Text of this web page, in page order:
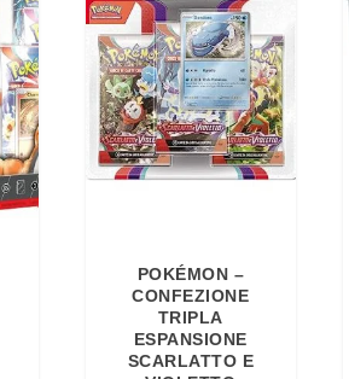
POKÉMON –
CONFEZIONE
TRIPLA
ESPANSIONE
SCARLATTO E